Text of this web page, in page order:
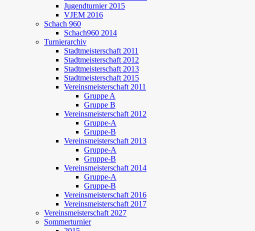
Jugendturnier 2015
VJEM 2016
Schach 960
Schach960 2014
Turnierarchiv
Stadtmeisterschaft 2011
Stadtmeisterschaft 2012
Stadtmeisterschaft 2013
Stadtmeisterschaft 2015
Vereinsmeisterschaft 2011
Gruppe A
Gruppe B
Vereinsmeisterschaft 2012
Gruppe-A
Gruppe-B
Vereinsmeisterschaft 2013
Gruppe-A
Gruppe-B
Vereinsmeisterschaft 2014
Gruppe-A
Gruppe-B
Vereinsmeisterschaft 2016
Vereinsmeisterschaft 2017
Vereinsmeisterschaft 2027
Sommerturnier